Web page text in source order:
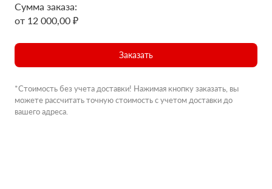
Сумма заказа:
от 12 000,00 ₽
Заказать
*Стоимость без учета доставки! Нажимая кнопку заказать, вы
можете рассчитать точную стоимость с учетом доставки до
вашего адреса.